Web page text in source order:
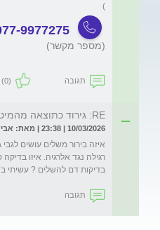
)
9977275
(מספר מקשר)
תגובה (0)
RE: גירוד כתוצאה מהמיטה ללא סימנים בעור
10/03/2026 | 23:38 | מאת: אביעד
איזה בירור משלים עושים
רגילה נגד אלרגיה. איזו
בדיקות דם להשלים ? עשיתי
תגובה